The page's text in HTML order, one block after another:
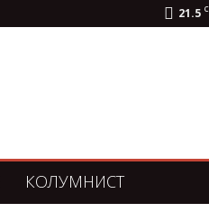
21.5 C
КОЛУМНИСТ